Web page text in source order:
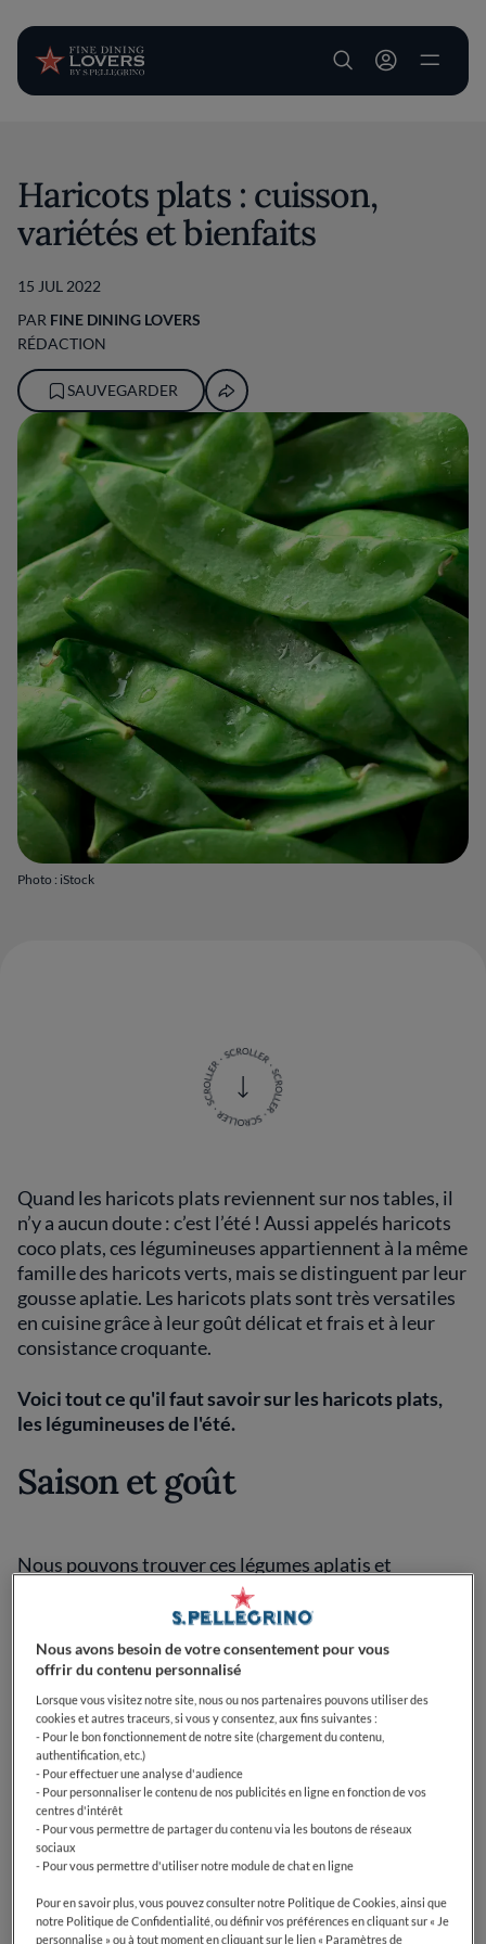
User account
Photo : iStock
Haricots plats : cuisson,
variétés et bienfaits
15 JUL 2022
PAR FINE DINING LOVERS
RÉDACTION
SAUVEGARDER
Quand les haricots plats reviennent sur nos tables, il
n’y a aucun doute : c’est l’été ! Aussi appelés haricots
coco plats, ces légumineuses appartiennent à la même
famille des haricots verts, mais se distinguent par leur
gousse aplatie. Les haricots plats sont très versatiles
en cuisine grâce à leur goût délicat et frais et à leur
consistance croquante.
Voici tout ce qu'il faut savoir sur les haricots plats,
les légumineuses de l'été.
Saison et goût
Nous pouvons trouver ces légumes aplatis et
gourmands sur les étals des marchés de juin à
septembre, pendant leur pleine saison. Le reste de
l’année, si vous le souhaitez, vous pouvez opter pour
des haricots plats coupés en tronçons et congelés.
Charnus et croquants, les haricots plats on un goût
végétal et frais, qui rappelle celui des haricots vers.
Types et variétés
Il existe deux variétés de haricots plats, au nom
botanique et aux caractéristiques légèrement
différents.
Nous avons besoin de votre consentement pour vous
offrir du contenu personnalisé
Lorsque vous visitez notre site, nous ou nos partenaires pouvons utiliser des
cookies et autres traceurs, si vous y consentez, aux fins suivantes :
- Pour le bon fonctionnement de notre site (chargement du contenu,
authentification, etc.)
- Pour effectuer une analyse d'audience
- Pour personnaliser le contenu de nos publicités en ligne en fonction de vos
centres d'intérêt
- Pour vous permettre de partager du contenu via les boutons de réseaux
sociaux
- Pour vous permettre d'utiliser notre module de chat en ligne
Pour en savoir plus, vous pouvez consulter notre Politique de Cookies, ainsi que
notre Politique de Confidentialité, ou définir vos préférences en cliquant sur « Je
personnalise » ou à tout moment en cliquant sur le lien « Paramètres de